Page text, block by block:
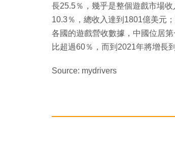
長25.5％，幾乎是整個遊戲市場
10.3％，總收入達到1801億美元
各國的遊戲營收數據，中國位居
比超過60％，而到2021年將增長到
Source: mydrivers